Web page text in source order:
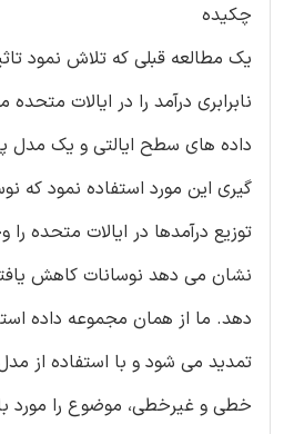
چکیده
یک مطالعه قبلی که تلاش نمود
نابرابری درآمد را در ایالات‌ متحده
داده‌ های سطح ایالتی و یک مدل
‌گیری این مورد استفاده نمود که
توزیع درآمدها در ایالات ‌متحده
نشان می‌ دهد نوسانات کاهش
دهد. ما از همان مجموعه داده
خطی و غیرخطی، موضوع را مورد